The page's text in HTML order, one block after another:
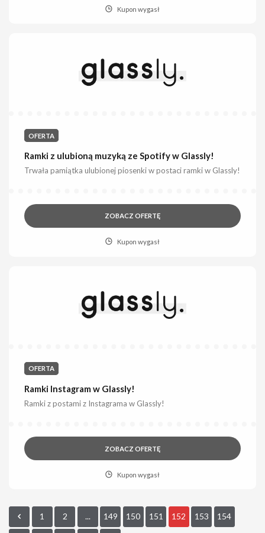
Kupon wygasł
OFERTA
Ramki z ulubioną muzyką ze Spotify w Glassly!
Trwała pamiątka ulubionej piosenki w postaci ramki w Glassly!
ZOBACZ OFERTĘ
Kupon wygasł
OFERTA
Ramki Instagram w Glassly!
Ramki z postami z Instagrama w Glassly!
ZOBACZ OFERTĘ
Kupon wygasł
1 2 ... 149 150 151 152 153 154